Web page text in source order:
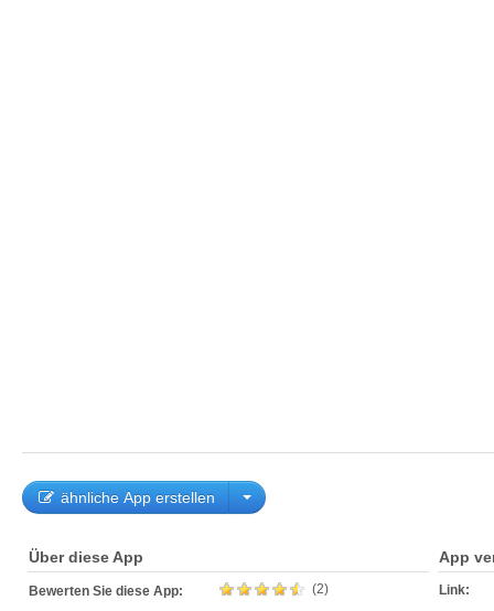
ähnliche App erstellen
Über diese App
Bewerten Sie diese App: (2)
App
Link: